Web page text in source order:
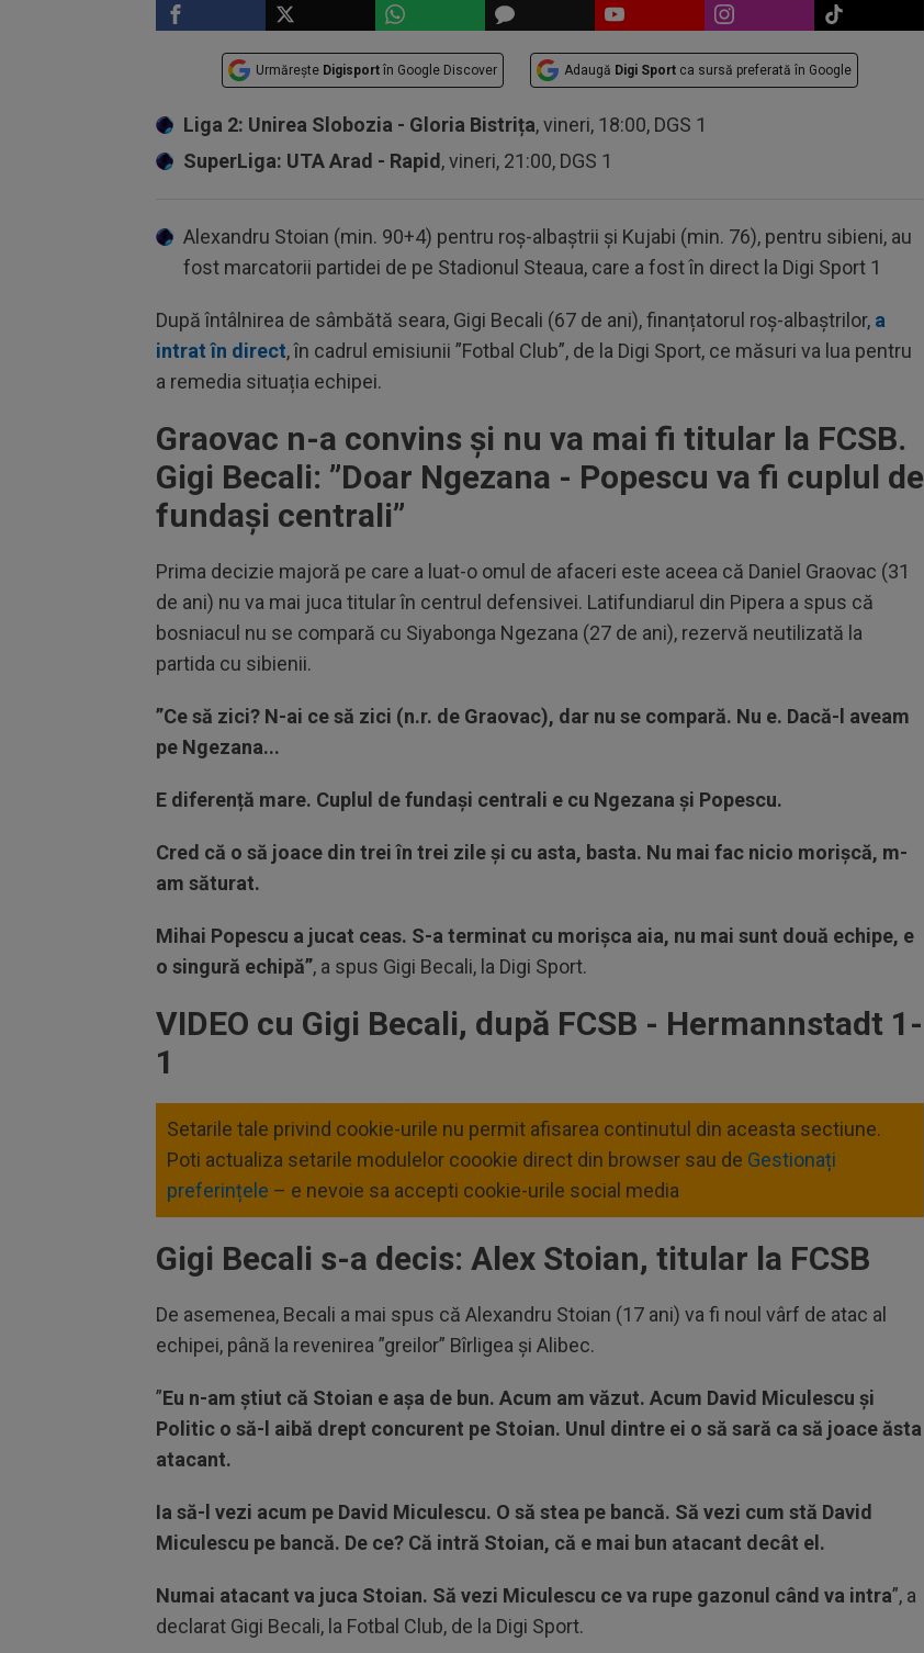
Urmărește Digisport în Google Discover Adaugă Digi Sport ca sursă preferată în Google
Liga 2: Unirea Slobozia - Gloria Bistrița, vineri, 18:00, DGS 1
SuperLiga: UTA Arad - Rapid , vineri, 21:00, DGS 1
Alexandru Stoian (min. 90+4) pentru roș-albaștrii și Kujabi (min. 76), pentru sibieni, au
fost marcatorii partidei de pe Stadionul Steaua, care a fost în direct la Digi Sport 1
După întâlnirea de sâmbătă seara, Gigi Becali (67 de ani), finanțatorul roș-albaștrilor, a
intrat în direct, în cadrul emisiunii ”Fotbal Club”, de la Digi Sport, ce măsuri va lua pentru
a remedia situația echipei.
Graovac n-a convins și nu va mai fi titular la FCSB.
Gigi Becali: ”Doar Ngezana - Popescu va fi cuplul de
fundași centrali”
Prima decizie majoră pe care a luat-o omul de afaceri este aceea că Daniel Graovac (31
de ani) nu va mai juca titular în centrul defensivei. Latifundiarul din Pipera a spus că
bosniacul nu se compară cu Siyabonga Ngezana (27 de ani), rezervă neutilizată la
partida cu sibienii.
”Ce să zici? N-ai ce să zici (n.r. de Graovac), dar nu se compară. Nu e. Dacă-l aveam
pe Ngezana...
E diferență mare. Cuplul de fundași centrali e cu Ngezana și Popescu.
Cred că o să joace din trei în trei zile și cu asta, basta. Nu mai fac nicio morișcă, m-
am săturat.
Mihai Popescu a jucat ceas. S-a terminat cu morișca aia, nu mai sunt două echipe, e
o singură echipă”, a spus Gigi Becali, la Digi Sport.
VIDEO cu Gigi Becali, după FCSB - Hermannstadt 1-
1
Setarile tale privind cookie-urile nu permit afisarea continutul din aceasta sectiune.
Poti actualiza setarile modulelor coookie direct din browser sau de Gestionați
preferințele – e nevoie sa accepti cookie-urile social media
Gigi Becali s-a decis: Alex Stoian, titular la FCSB
De asemenea, Becali a mai spus că Alexandru Stoian (17 ani) va fi noul vârf de atac al
echipei, până la revenirea ”greilor” Bîrligea și Alibec.
”Eu n-am știut că Stoian e așa de bun. Acum am văzut. Acum David Miculescu și
Politic o să-l aibă drept concurent pe Stoian. Unul dintre ei o să sară ca să joace ăsta
atacant.
Ia să-l vezi acum pe David Miculescu. O să stea pe bancă. Să vezi cum stă David
Miculescu pe bancă. De ce? Că intră Stoian, că e mai bun atacant decât el.
Numai atacant va juca Stoian. Să vezi Miculescu ce va rupe gazonul când va intra”, a
declarat Gigi Becali, la Fotbal Club, de la Digi Sport.